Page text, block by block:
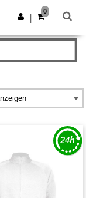
App holen
0